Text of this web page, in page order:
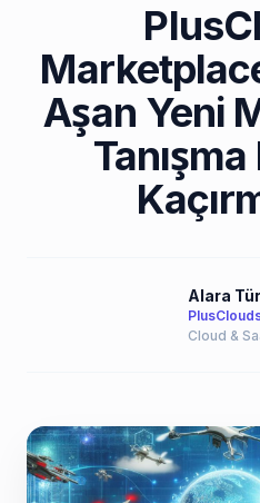
Aşan Yeni
Tanışma
Alara
Cloud &